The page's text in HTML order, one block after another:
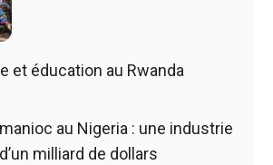
et éducation au Rwanda
au Nigeria : une industrie
milliard de dollars